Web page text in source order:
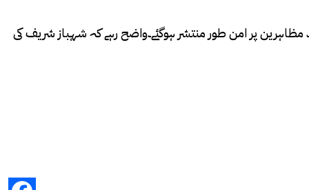
مظاہرین پر امن طور منتشر ہوگئے۔واضح رہے کہ شہباز شریف کی